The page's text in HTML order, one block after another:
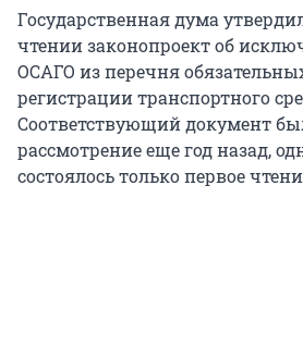
Государственная дума
чтении законопроект об
ОСАГО из перечня
регистрации транспортного
Соответствующий документ
рассмотрение еще год назад,
состоялось только первое